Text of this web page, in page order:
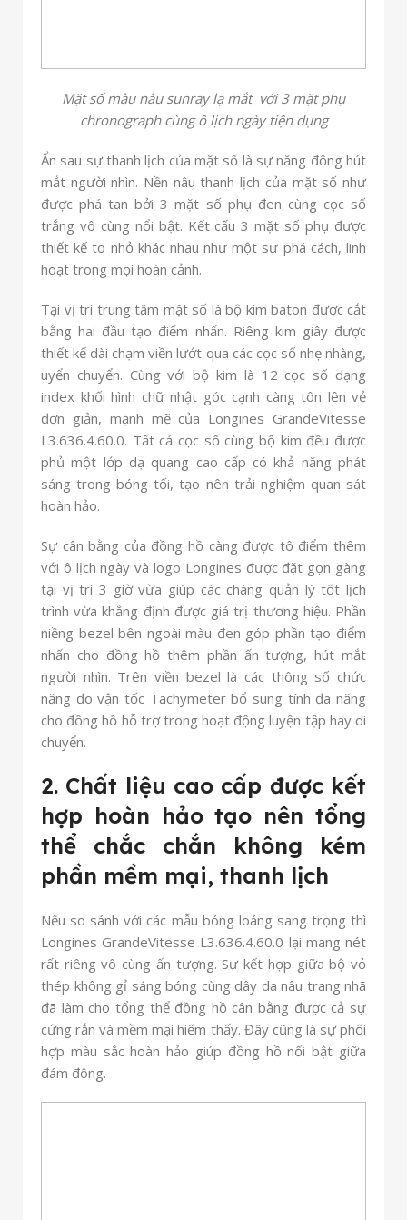
Mặt số màu nâu sunray lạ mắt với 3 mặt phụ
chronograph cùng ô lịch ngày tiện dụng
Ẩn sau sự thanh lịch của mặt số là sự năng động hút
mắt người nhìn. Nền nâu thanh lịch của mặt số như
được phá tan bởi 3 mặt số phụ đen cùng cọc số
trắng vô cùng nổi bật. Kết cấu 3 mặt số phụ được
thiết kế to nhỏ khác nhau như một sự phá cách, linh
hoạt trong mọi hoàn cảnh.
Tại vị trí trung tâm mặt số là bộ kim baton được cắt
bằng hai đầu tạo điểm nhấn. Riêng kim giây được
thiết kế dài chạm viền lướt qua các cọc số nhẹ nhàng,
uyển chuyển. Cùng với bộ kim là 12 cọc số dạng
index khối hình chữ nhật góc cạnh càng tôn lên vẻ
đơn giản, mạnh mẽ của Longines GrandeVitesse
L3.636.4.60.0. Tất cả cọc số cùng bộ kim đều được
phủ một lớp dạ quang cao cấp có khả năng phát
sáng trong bóng tối, tạo nên trải nghiệm quan sát
hoàn hảo.
Sự cân bằng của đồng hồ càng được tô điểm thêm
với ô lịch ngày và logo Longines được đặt gọn gàng
tại vị trí 3 giờ vừa giúp các chàng quản lý tốt lịch
trình vừa khẳng định được giá trị thương hiệu. Phần
niềng bezel bên ngoài màu đen góp phần tạo điểm
nhấn cho đồng hồ thêm phần ấn tượng, hút mắt
người nhìn. Trên viền bezel là các thông số chức
năng đo vận tốc Tachymeter bổ sung tính đa năng
cho đồng hồ hỗ trợ trong hoạt động luyện tập hay di
chuyển.
2. Chất liệu cao cấp được kết
hợp hoàn hảo tạo nên tổng
thể chắc chắn không kém
phần mềm mại, thanh lịch
Nếu so sánh với các mẫu bóng loáng sang trọng thì
Longines GrandeVitesse L3.636.4.60.0 lại mang nét
rất riêng vô cùng ấn tượng. Sự kết hợp giữa bộ vỏ
thép không gỉ sáng bóng cùng dây da nâu trang nhã
đã làm cho tổng thể đồng hồ cân bằng được cả sự
cứng rắn và mềm mại hiếm thấy. Đây cũng là sự phối
hợp màu sắc hoàn hảo giúp đồng hồ nổi bật giữa
đám đông.